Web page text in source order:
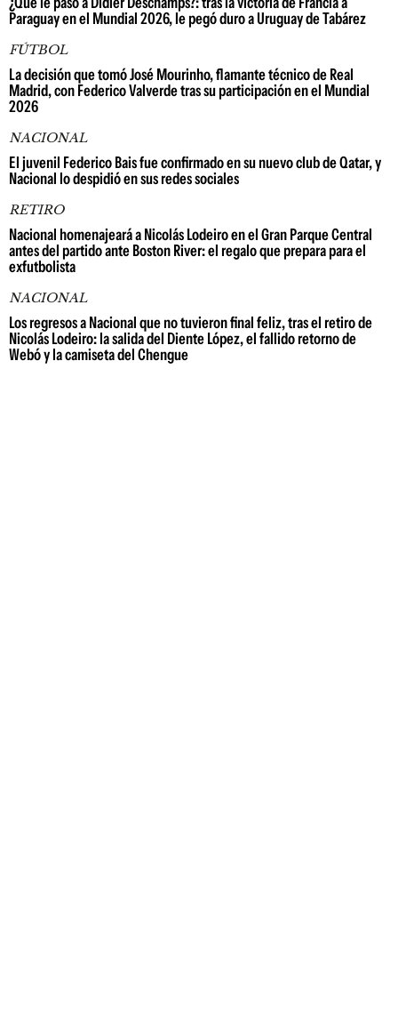
Paraguay en el Mundial 2026, le pegó duro a Uruguay de Tabárez
FÚTBOL
La decisión que tomó José Mourinho, flamante técnico de Real
Madrid, con Federico Valverde tras su participación en el Mundial
2026
NACIONAL
El juvenil Federico Bais fue confirmado en su nuevo club de Qatar, y
Nacional lo despidió en sus redes sociales
RETIRO
Nacional homenajeará a Nicolás Lodeiro en el Gran Parque Central
antes del partido ante Boston River: el regalo que prepara para el
exfutbolista
NACIONAL
Los regresos a Nacional que no tuvieron final feliz, tras el retiro de
Nicolás Lodeiro: la salida del Diente López, el fallido retorno de
Webó y la camiseta del Chengue